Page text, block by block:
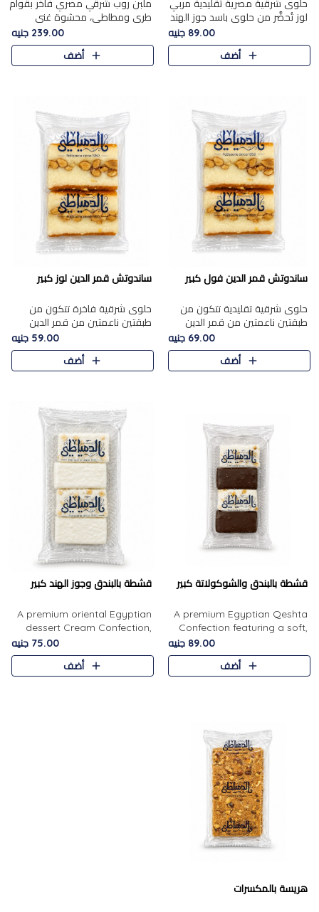
حلوى شرقية مصرية تقليدية مربي
لوز تُحضَّر من حلوى باسد جوز الهند
بقوام طري ومذاق غني، وتُزين
وتغطاه بقطع اللوز الفاخر التي
تضيف لمسة مميزة م..
89.00 جنيه
أضف
ملبن روب شرقي مصري فاخر بقوام
طري ومطاطي، محشوة غني
بسخاء بقطع عين الجمل واللوز
الفاخر التي تضيف قرمشة مميزة
ومرضية ونكهة ناتي غنية في كل
239.00 جنيه
أضف
ساندوتش قمر الدين فول كبير
حلوى شرقية تقليدية تتكون من
طبقتين ناعمتين من قمر الدين
الفاخر، تتوسطهما حشوة غنية من
الفول السوداني المحمص، لتجمع
بين حلاوة المشمش الطبيعية..
69.00 جنيه
أضف
ساندوتش قمر الدين لوز كبير
حلوى شرقية فاخرة تتكون من
طبقتين ناعمتين من قمر الدين
الفاخر، تتوسطهما حشوة غنية من
اللوز المحمص لتمنح مزيجًا متوازنًا
من النعومة والقرمشة. ..
59.00 جنيه
أضف
قشطة بالبندق والشوكولاتة كبير
A premium Egyptian Qeshta
Confection featuring a soft,
creamy texture paired with a
rich layer of premium
chocolate and the distinctive
89.00 جنيه
أضف
قشطة بالبندق وجوز الهند كبير
A premium oriental Egyptian
dessert Cream Confection,
featuring a soft, creamy
texture and the distinctive
flavor of roasted hazelnuts.
75.00 جنيه
أضف
هريسة بالمكسرات